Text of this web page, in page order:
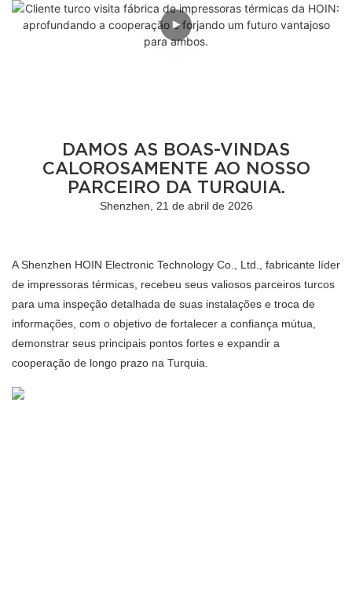
DAMOS AS BOAS-VINDAS
CALOROSAMENTE AO NOSSO
PARCEIRO DA TURQUIA.
Shenzhen, 21 de abril de 2026
A Shenzhen HOIN Electronic Technology Co., Ltd., fabricante líder
de impressoras térmicas, recebeu seus valiosos parceiros turcos
para uma inspeção detalhada de suas instalações e troca de
informações, com o objetivo de fortalecer a confiança mútua,
demonstrar seus principais pontos fortes e expandir a
cooperação de longo prazo na Turquia.